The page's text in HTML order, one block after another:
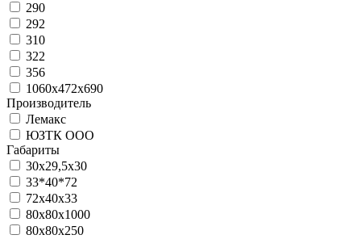
290
292
310
322
356
1060x472x690
Производитель
Лемакс
ЮЗТК ООО
Габариты
30х29,5х30
33*40*72
72x40x33
80х80х1000
80х80х250